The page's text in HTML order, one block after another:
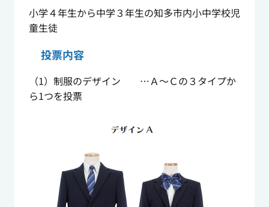
小学４年生から中学３年生の知多市内小中学校児
童生徒
投票内容
（1）制服のデザイン …Ａ～Ｃの３タイプか
ら1つを投票